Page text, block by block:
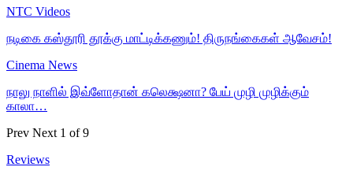
NTC Videos
நடிகை கஸ்தூரி தூக்கு மாட்டிக்கணும்! திருநங்கைகள் ஆவேசம்!
Cinema News
நாலு நாளில் இவ்ளோதான் கலெக்ஷனா? பேய் முழி முழிக்கும்
காலா…
Prev Next 1 of 9
Reviews